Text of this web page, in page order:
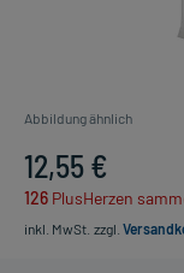
Abbildung ähnlich
12,55 €
126 PlusHerzen
inkl. MwSt. zzgl.